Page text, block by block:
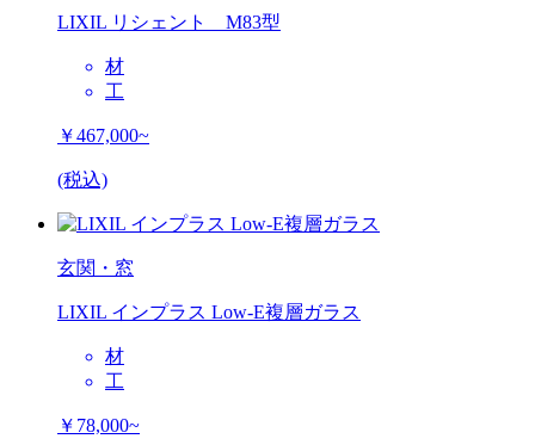
LIXIL リシェント M83型
材
工
￥467,000~
(税込)
玄関・窓
LIXIL インプラス Low-E複層ガラス
材
工
￥78,000~